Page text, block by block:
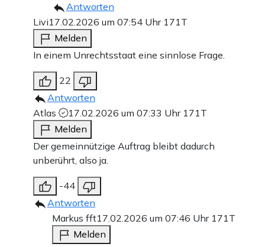
Antworten
Livi17.02.2026 um 07:54 Uhr 171T
Melden
In einem Unrechtsstaat eine sinnlose Frage.
22
Antworten
Atlas
17.02.2026 um 07:33 Uhr 171T
Melden
Der gemeinnützige Auftrag bleibt dadurch
unberührt, also ja.
-44
Antworten
Markus fft17.02.2026 um 07:46 Uhr 171T
Melden